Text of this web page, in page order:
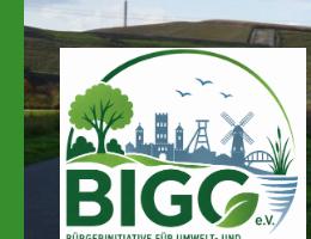
Zum Inhalt springen